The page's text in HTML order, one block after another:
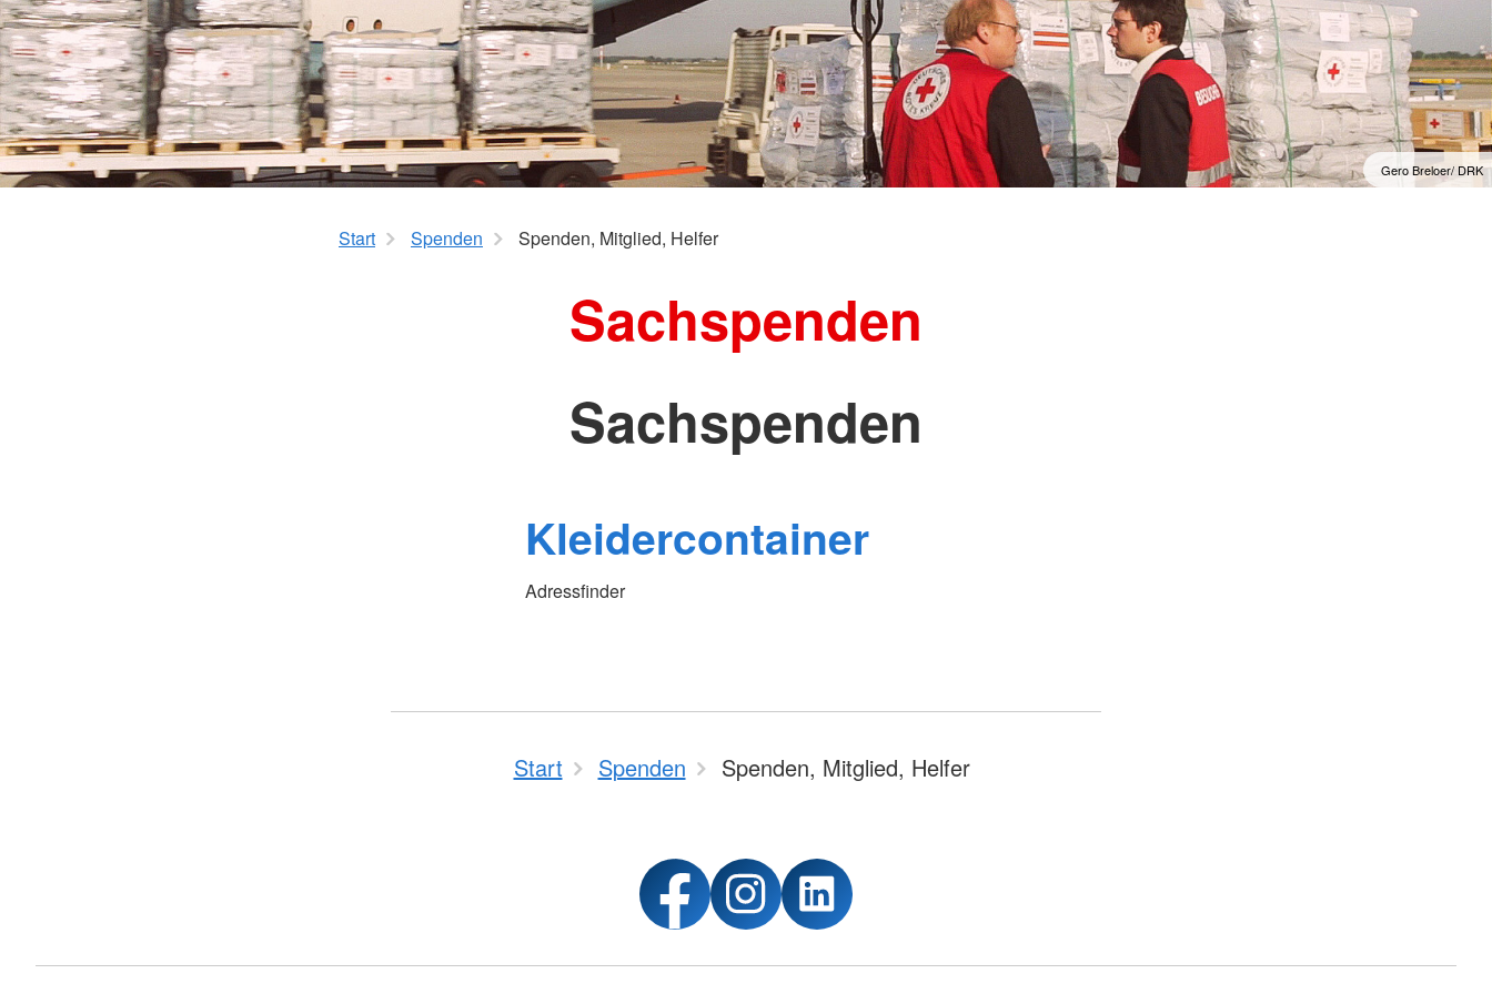
Mobiler Friseurservice
Gero Breloer/ DRK
Start Spenden Spenden, Mitglied, Helfer
Sachspenden
Sachspenden
Kleidercontainer
Adressfinder
Start Spenden Spenden, Mitglied, Helfer